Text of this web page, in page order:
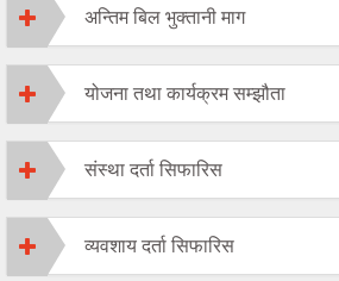
अन्तिम बिल भुक्तानी माग
योजना तथा कार्यक्रम सम्झौता
संस्था दर्ता सिफारिस
व्यवशाय दर्ता सिफारिस